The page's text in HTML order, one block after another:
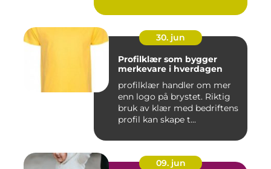
30. jun
Profilklær som bygger
merkevare i hverdagen
profilklær handler om mer
enn logo på brystet. Riktig
bruk av klær med bedriftens
profil kan skape t...
09. jun